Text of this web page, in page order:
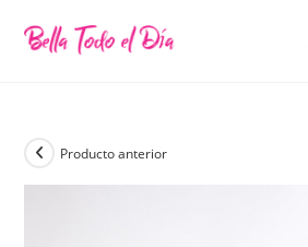
Producto anterior